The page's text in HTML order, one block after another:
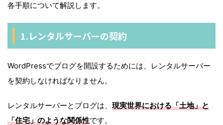
各手順について解説します。
1.レンタルサーバーの契約
WordPressでブログを開設するためには、レンタルサーバー
を契約しなければなりません。
レンタルサーバーとブログは、 現実世界における「土地」と
「住宅」のような関係性です。